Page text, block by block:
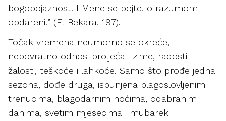
bogobojaznost. I Mene se bojte, o razumom
obdareni!” (El-Bekara, 197).
Točak vremena neumorno se okreće,
nepovratno odnosi proljeća i zime, radosti i
žalosti, teškoće i lahkoće. Samo što prođe jedna
sezona, dođe druga, ispunjena blagoslovljenim
trenucima, blagodarnim noćima, odabranim
danima, svetim mjesecima i mubarek